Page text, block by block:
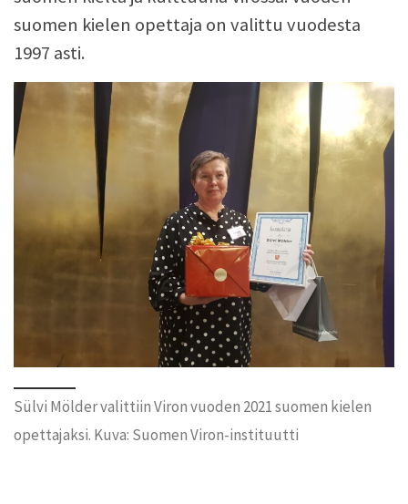
suomen kielen opettaja on valittu vuodesta
1997 asti.
Sülvi Mölder valittiin Viron vuoden 2021 suomen kielen
opettajaksi. Kuva: Suomen Viron-instituutti